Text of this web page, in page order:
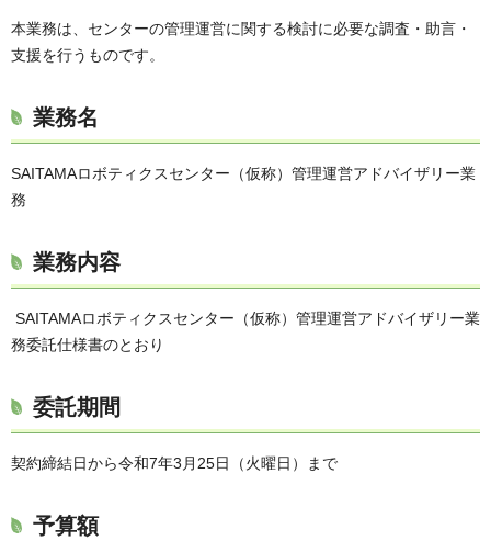
本業務は、センターの管理運営に関する検討に必要な調査・助言・
支援を行うものです。
業務名
SAITAMAロボティクスセンター（仮称）管理運営アドバイザリー業
務
業務内容
SAITAMAロボティクスセンター（仮称）管理運営アドバイザリー業
務委託仕様書のとおり
委託期間
契約締結日から令和7年3月25日（火曜日）まで
予算額